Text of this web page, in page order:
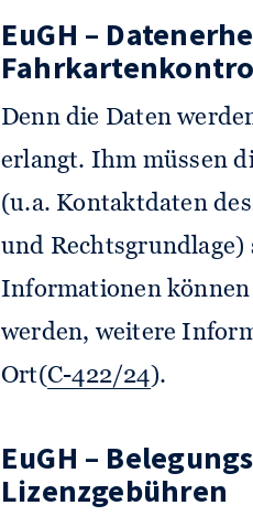
EuGH –
Denn die Daten
erlangt. Ihm müssen
(u.a. Kontaktdaten
und
Informationen
werden, weitere
Ort(C-422/24).
EuGH –
Lizenzgebühren